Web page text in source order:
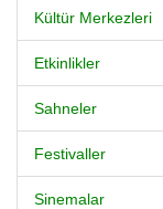
Kültür Merkezleri
Etkinlikler
Sahneler
Festivaller
Sinemalar